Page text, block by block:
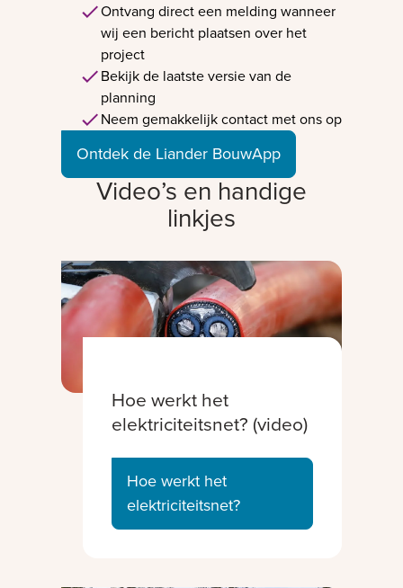
Ontvang direct een melding wanneer
wij een bericht plaatsen over het
project
Bekijk de laatste versie van de
planning
Neem gemakkelijk contact met ons op
Ontdek de Liander BouwApp
Video’s en handige
linkjes
Hoe werkt het
elektriciteitsnet? (video)
Hoe werkt het
elektriciteitsnet?